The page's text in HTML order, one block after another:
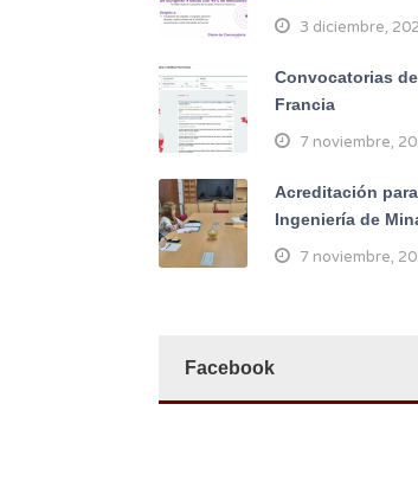
3 diciembre,
Convocatorias
Francia
7 noviembre,
Acreditación
Ingeniería de
7 noviembre,
Facebook